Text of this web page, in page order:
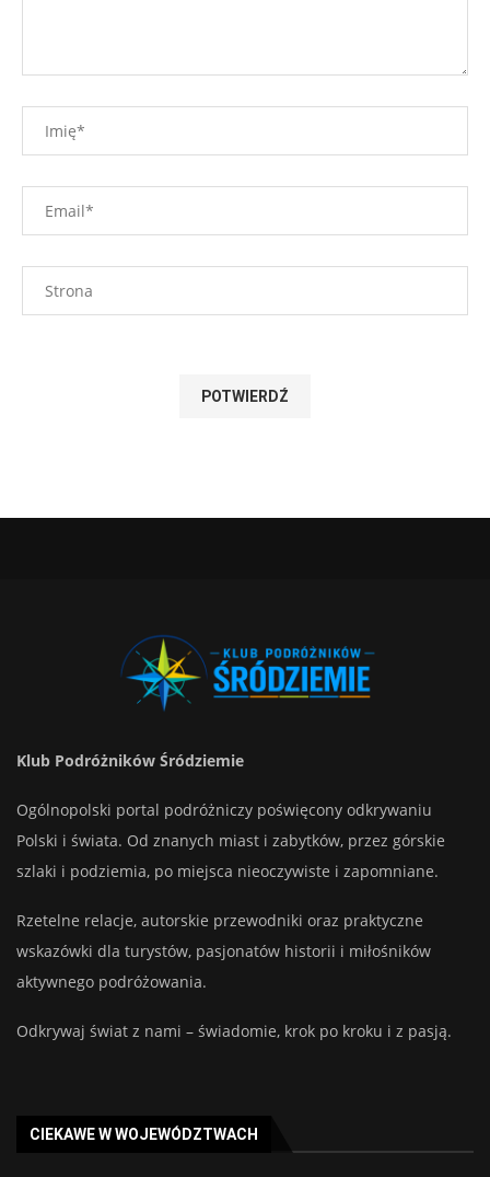
Klub Podróżników Śródziemie
Ogólnopolski portal podróżniczy poświęcony odkrywaniu
Polski i świata. Od znanych miast i zabytków, przez górskie
szlaki i podziemia, po miejsca nieoczywiste i zapomniane.
Rzetelne relacje, autorskie przewodniki oraz praktyczne
wskazówki dla turystów, pasjonatów historii i miłośników
aktywnego podróżowania.
Odkrywaj świat z nami – świadomie, krok po kroku i z pasją.
CIEKAWE W WOJEWÓDZTWACH